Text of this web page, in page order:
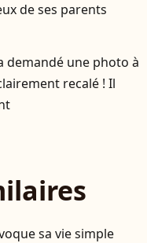
de ses parents
demandé une photo à
recalé ! Il
sa vie simple